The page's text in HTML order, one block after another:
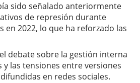
sido señalado anteriormente
de represión durante
en 2022, lo que ha reforzado las
debate sobre la gestión interna
y las tensiones entre versiones
en redes sociales.